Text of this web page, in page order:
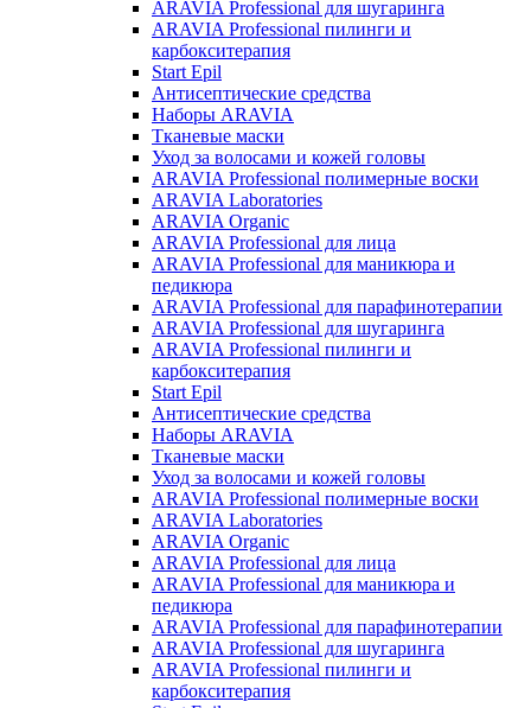
ARAVIA Professional для шугаринга
ARAVIA Professional пилинги и
карбокситерапия
Start Epil
Антисептические средства
Наборы ARAVIA
Тканевые маски
Уход за волосами и кожей головы
ARAVIA Professional полимерные воски
ARAVIA Laboratories
ARAVIA Organic
ARAVIA Professional для лица
ARAVIA Professional для маникюра и
педикюра
ARAVIA Professional для парафинотерапии
ARAVIA Professional для шугаринга
ARAVIA Professional пилинги и
карбокситерапия
Start Epil
Антисептические средства
Наборы ARAVIA
Тканевые маски
Уход за волосами и кожей головы
ARAVIA Professional полимерные воски
ARAVIA Laboratories
ARAVIA Organic
ARAVIA Professional для лица
ARAVIA Professional для маникюра и
педикюра
ARAVIA Professional для парафинотерапии
ARAVIA Professional для шугаринга
ARAVIA Professional пилинги и
карбокситерапия